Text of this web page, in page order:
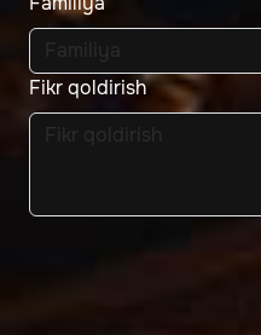
Fikr qoldirish